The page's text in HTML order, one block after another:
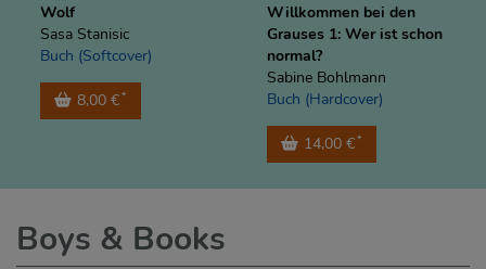
Wolf
Sasa Stanisic
Buch (Softcover)
8,00 €*
Willkommen bei den
Grauses 1: Wer ist schon
normal?
Sabine Bohlmann
Buch (Hardcover)
14,00 €*
Boys & Books